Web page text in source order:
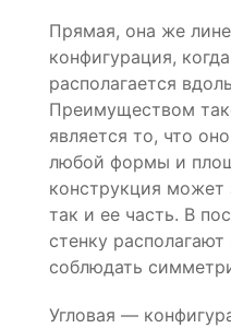
Прямая, она же
конфигурация,
располагается
Преимуществом
является то, что
любой формы и
конструкция может
так и ее часть. В
стенку
соблюдать
Угловая —